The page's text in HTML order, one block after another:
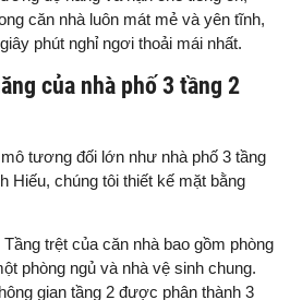
căn nhà luôn mát mẻ và yên tĩnh,
phút nghỉ ngơi thoải mái nhất.
của nhà phố 3 tầng 2
tương đối lớn như nhà phố 3 tầng
Hiếu, chúng tôi thiết kế mặt bằng
Tầng trệt của căn nhà bao gồm phòng
phòng ngủ và nhà vệ sinh chung.
gian tầng 2 được phân thành 3